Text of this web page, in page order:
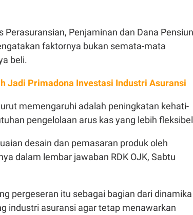
Perasuransian, Penjaminan dan Dana Pensiun
faktornya bukan semata-mata
beli.
Jadi Primadona Investasi Industri Asuransi
memengaruhi adalah peningkatan kehati-
pengelolaan arus kas yang lebih
desain dan pemasaran produk oleh
dalam lembar jawaban RDK OJK, Sabtu
pergeseran itu sebagai bagian dari dinamika
industri asuransi agar tetap menawarkan